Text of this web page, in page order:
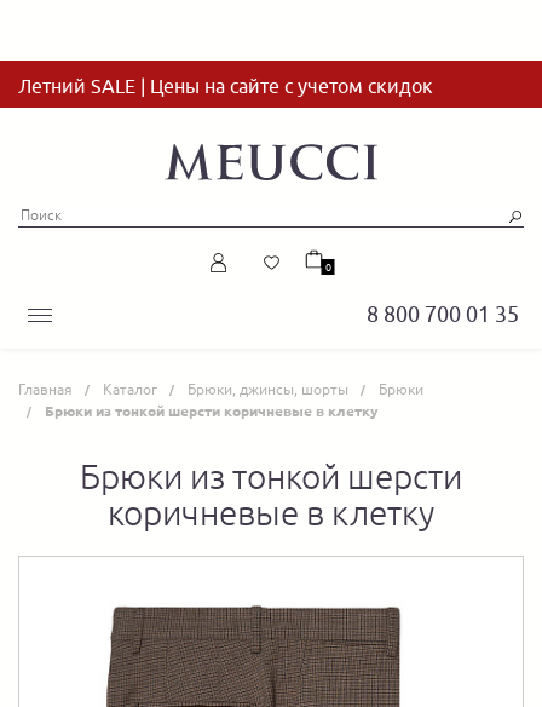
Летний SALE | Цены на сайте с учетом скидок
8 800 700 01 35
0
Главная Каталог Брюки, джинсы, шорты Брюки
Брюки из тонкой шерсти коричневые в клетку
Брюки из тонкой шерсти
коричневые в клетку